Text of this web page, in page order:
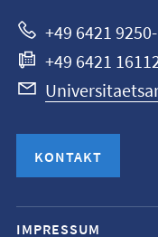
Website
+49 6421
+49 6421
KONTAKT
Mobile-
IMPRESSUM